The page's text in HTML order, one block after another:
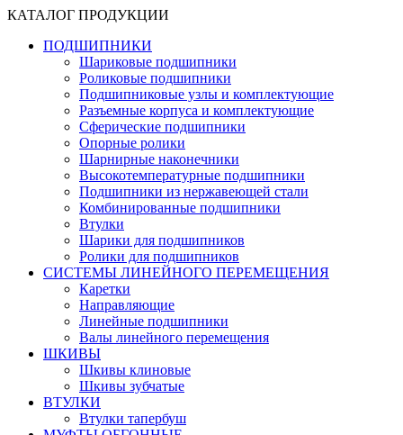
КАТАЛОГ ПРОДУКЦИИ
ПОДШИПНИКИ
Шариковые подшипники
Роликовые подшипники
Подшипниковые узлы и комплектующие
Разъемные корпуса и комплектующие
Сферические подшипники
Опорные ролики
Шарнирные наконечники
Высокотемпературные подшипники
Подшипники из нержавеющей стали
Комбинированные подшипники
Втулки
Шарики для подшипников
Ролики для подшипников
СИСТЕМЫ ЛИНЕЙНОГО ПЕРЕМЕЩЕНИЯ
Каретки
Направляющие
Линейные подшипники
Валы линейного перемещения
ШКИВЫ
Шкивы клиновые
Шкивы зубчатые
ВТУЛКИ
Втулки тапербуш